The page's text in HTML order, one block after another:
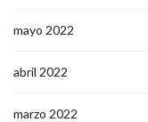
mayo 2022
abril 2022
marzo 2022